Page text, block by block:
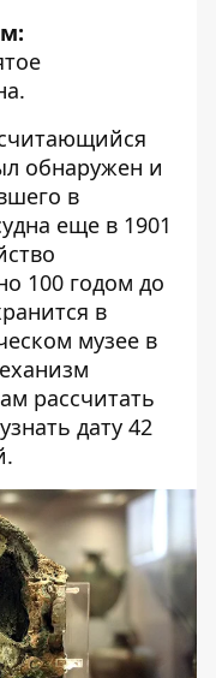
обнаружен и
в
еще в 1901
100 годом до
в
музее в
рассчитать
дату 42